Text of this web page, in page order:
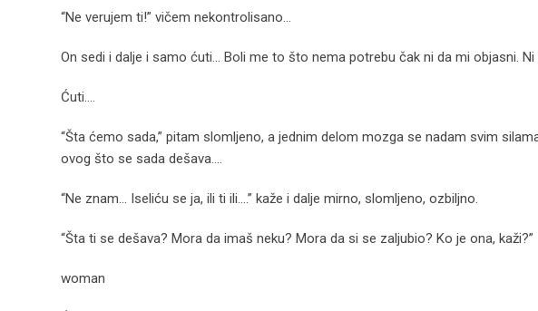
“Ne verujem ti!” vičem nekontrolisano…
On sedi i dalje i samo ćuti… Boli me to što nema potrebu čak ni da mi objasni.
Ćuti….
“Šta ćemo sada,” pitam slomljeno, a jednim delom mozga se nadam svim
ovog što se sada dešava….
“Ne znam… Iseliću se ja, ili ti ili….” kaže i dalje mirno, slomljeno, ozbiljno.
“Šta ti se dešava? Mora da imaš neku? Mora da si se zaljubio? Ko je ona, kaži?”
woman